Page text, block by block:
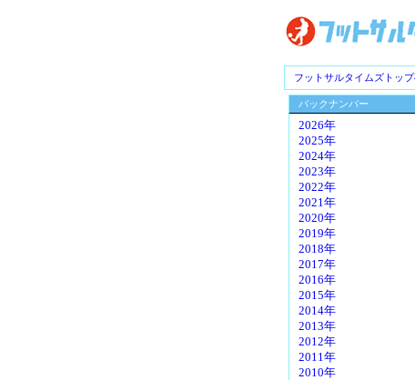
フットサルタイムズトッ
バックナンバー
2026年
2025年
2024年
2023年
2022年
2021年
2020年
2019年
2018年
2017年
2016年
2015年
2014年
2013年
2012年
2011年
2010年